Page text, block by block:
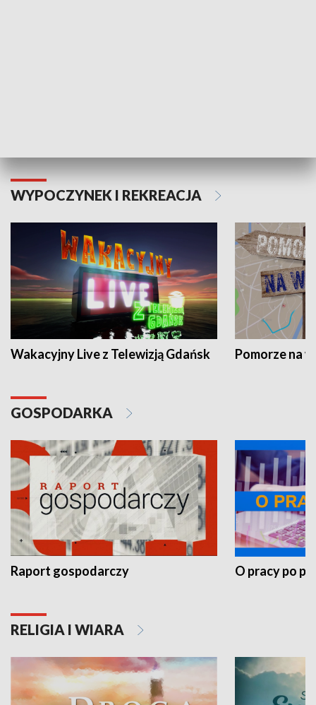
WYPOCZYNEK I REKREACJA
Wakacyjny Live z Telewizją Gdańsk Pomorze na
GOSPODARKA
Raport gospodarczy O pracy po
RELIGIA I WIARA